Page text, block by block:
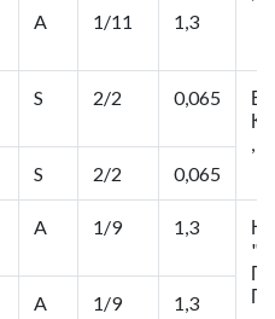
A 1/11 1,3
S 2/2 0,065
,
S 2/2 0,065
A 1/9 1,3
A 1/9 1,3